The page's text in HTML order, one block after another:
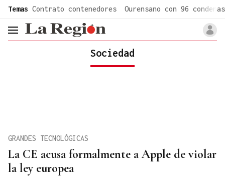
Temas Contrato contenedores Ourensano con 96 condenas
header.menu.open
Sociedad
La CE acusa formalmente a Apple de violar
la ley europea
GRANDES TECNOLÓGICAS